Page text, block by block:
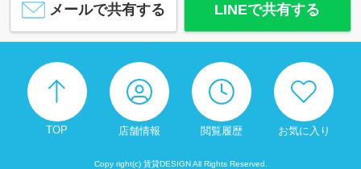
メールで共有する LINEで共有する
TOP 店舗情報 閲覧履歴 お気に入り
Copy right(c) 賃貸DESIGN All Rights Reserved.